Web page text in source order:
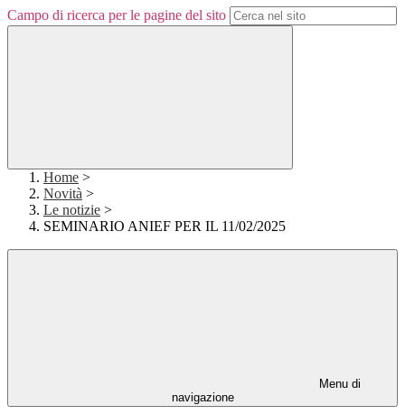
Campo di ricerca per le pagine del sito
Home >
Novità >
Le notizie >
SEMINARIO ANIEF PER IL 11/02/2025
Menu di
navigazione